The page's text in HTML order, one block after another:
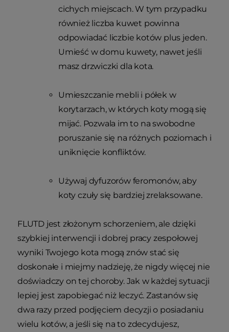
cichych miejscach. W tym przypadku
również liczba kuwet powinna
odpowiadać liczbie kotów plus jeden.
Umieść w domu kuwety, nawet jeśli
masz drzwiczki dla kota.
Umieszczanie mebli i półek w
korytarzach, w których koty mogą się
mijać. Pozwala im to na swobodne
poruszanie się na różnych poziomach i
uniknięcie konfliktów.
Używaj dyfuzorów feromonów, aby
koty czuły się bardziej zrelaksowane.
FLUTD jest złożonym schorzeniem, ale dzięki
szybkiej interwencji i dobrej pracy zespołowej
wyniki Twojego kota mogą znów stać się
doskonałe i miejmy nadzieję, że nigdy więcej nie
doświadczy on tej choroby. Jak w każdej sytuacji
lepiej jest zapobiegać niż leczyć. Zastanów się
dwa razy przed podjęciem decyzji o posiadaniu
wielu kotów, a jeśli się na to zdecydujesz,